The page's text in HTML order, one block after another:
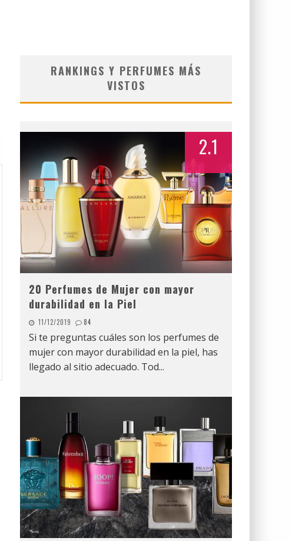
RANKINGS Y PERFUMES MÁS
VISTOS
2.1
20 Perfumes de Mujer con mayor
durabilidad en la Piel
11/12/2019 84
Si te preguntas cuáles son los perfumes de
mujer con mayor durabilidad en la piel, has
llegado al sitio adecuado. Tod...